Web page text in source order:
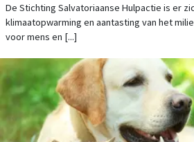
De Stichting Salvatoriaanse Hulpactie is er
klimaatopwarming en aantasting van het
voor mens en [...]